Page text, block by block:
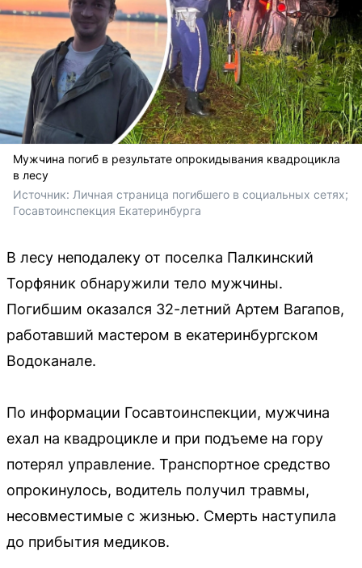
Мужчина погиб в результате опрокидывания квадроцикла
в лесу
Источник: Личная страница погибшего в социальных сетях;
Госавтоинспекция Екатеринбурга
В лесу неподалеку от поселка Палкинский
Торфяник обнаружили тело мужчины.
Погибшим оказался 32-летний Артем Вагапов,
работавший мастером в екатеринбургском
Водоканале.
По информации Госавтоинспекции, мужчина
ехал на квадроцикле и при подъеме на гору
потерял управление. Транспортное средство
опрокинулось, водитель получил травмы,
несовместимые с жизнью. Смерть наступила
до прибытия медиков.